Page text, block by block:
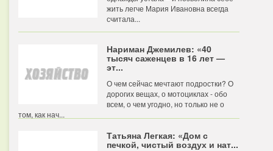
жить легче Мария Ивановна всегда
считала...
Нариман Джемилев: «40
тысяч саженцев в 16 лет —
эт...
О чем сейчас мечтают подростки? О
дорогих вещах, о мотоциклах - обо
всем, о чем угодно, но только не о
том, как нач...
Татьяна Легкая: «Дом с
печкой, чистый воздух и нат...